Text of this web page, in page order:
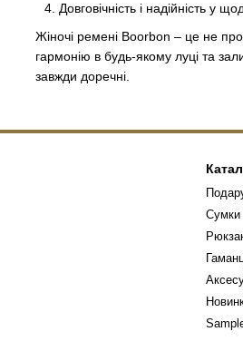
Довговічність і надійність у
Жіночі ремені Boorbon – це не
гармонію в будь-якому луці та
завжди доречні.
Сумки